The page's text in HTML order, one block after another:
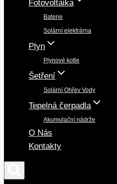
Fotovoltaika
Baterie
Solární elektrárna
Plyn
Plynové kotle
Šetření
Solární Ohřev Vody
Tepelná čerpadla
Akumulační nádrže
O Nás
Kontakty